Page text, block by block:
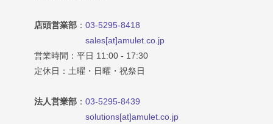
店頭営業部 ： 03-5295-8418
sales[at]amulet.co.jp
営業時間：平日 11:00 - 17:30
定休日：土曜・日曜・祝祭日
法人営業部 ： 03-5295-8439
solutions[at]amulet.co.jp